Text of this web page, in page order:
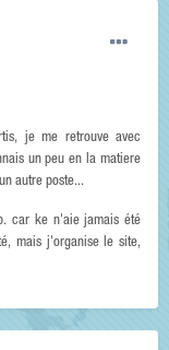
je me retrouve avec
un peu en la matiere
autre poste...
car ke n'aie jamais été
mais j'organise le site,